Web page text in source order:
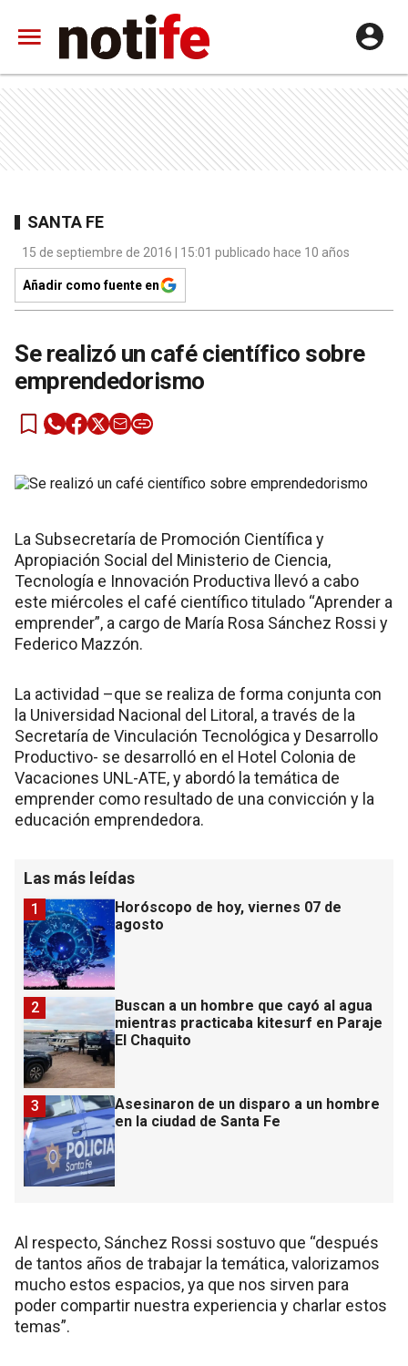
SANTA FE
15 de septiembre de 2016 | 15:01 publicado hace 10 años
Añadir como fuente en
Se realizó un café científico sobre
emprendedorismo
La Subsecretaría de Promoción Científica y
Apropiación Social del Ministerio de Ciencia,
Tecnología e Innovación Productiva llevó a cabo
este miércoles el café científico titulado “Aprender a
emprender”, a cargo de María Rosa Sánchez Rossi y
Federico Mazzón.
La actividad –que se realiza de forma conjunta con
la Universidad Nacional del Litoral, a través de la
Secretaría de Vinculación Tecnológica y Desarrollo
Productivo- se desarrolló en el Hotel Colonia de
Vacaciones UNL-ATE, y abordó la temática de
emprender como resultado de una convicción y la
educación emprendedora.
Las más leídas
Horóscopo de hoy, viernes 07 de
agosto
1
Buscan a un hombre que cayó al agua
mientras practicaba kitesurf en Paraje
El Chaquito
2
Asesinaron de un disparo a un hombre
en la ciudad de Santa Fe
3
Al respecto, Sánchez Rossi sostuvo que “después
de tantos años de trabajar la temática, valorizamos
mucho estos espacios, ya que nos sirven para
poder compartir nuestra experiencia y charlar estos
temas”.